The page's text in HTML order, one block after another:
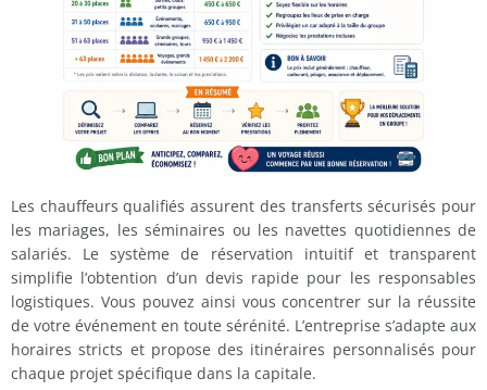
Les chauffeurs qualifiés assurent des transferts sécurisés pour
les mariages, les séminaires ou les navettes quotidiennes de
salariés. Le système de réservation intuitif et transparent
simplifie l’obtention d’un devis rapide pour les responsables
logistiques. Vous pouvez ainsi vous concentrer sur la réussite
de votre événement en toute sérénité. L’entreprise s’adapte aux
horaires stricts et propose des itinéraires personnalisés pour
chaque projet spécifique dans la capitale.